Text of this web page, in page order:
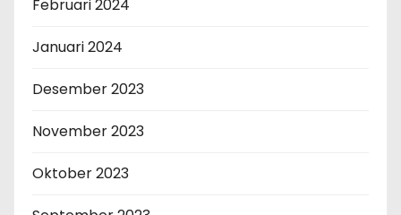
Februari 2024
Januari 2024
Desember 2023
November 2023
Oktober 2023